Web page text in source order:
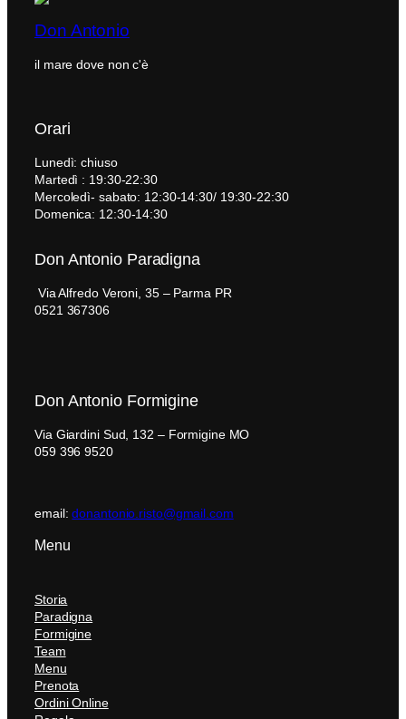
Don Antonio
il mare dove non c'è
Orari
Lunedì: chiuso
Martedì : 19:30-22:30
Mercoledì- sabato: 12:30-14:30/ 19:30-22:30
Domenica: 12:30-14:30
Don Antonio Paradigna
Via Alfredo Veroni, 35 – Parma PR
0521 367306
Don Antonio Formigine
Via Giardini Sud, 132 – Formigine MO
059 396 9520
email:donantonio.risto@gmail.com
Menu
Storia
Paradigna
Formigine
Team
Menu
Prenota
Ordini Online